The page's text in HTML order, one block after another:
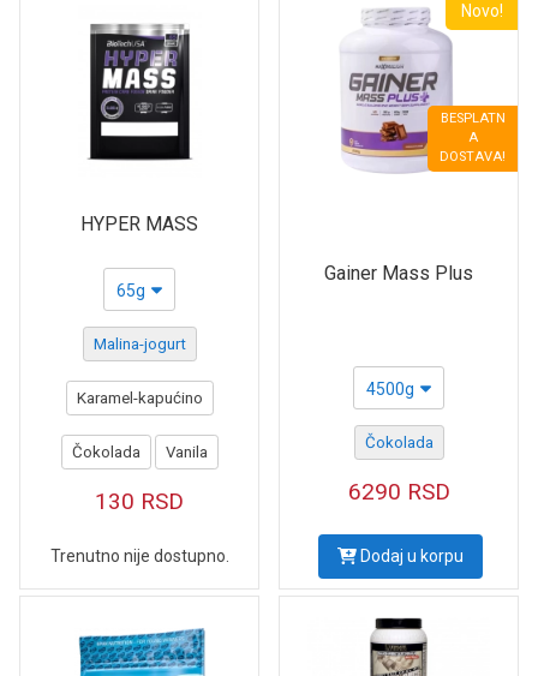
HYPER MASS
65g
Malina-jogurt
Karamel-kapućino
Čokolada Vanila
130 RSD
Trenutno nije dostupno.
BESPLATN
A
DOSTAVA!
Novo!
Gainer Mass Plus
4500g
Čokolada
6290 RSD
Dodaj u korpu